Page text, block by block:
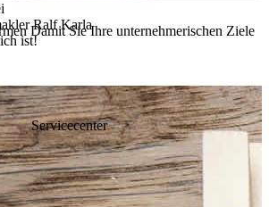
Ralf Karla
ist!
Damit Sie Ihre unternehmerischen Ziele
Servicecenter